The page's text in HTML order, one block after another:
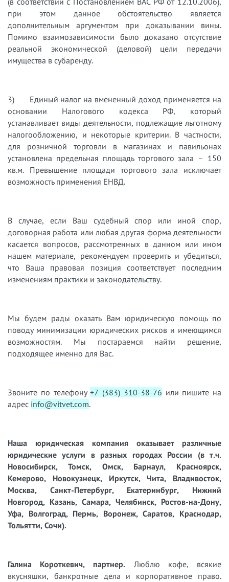
при этом данное обстоятельство является
дополнительным аргументом при доказывании вины.
Помимо взаимозависимости было доказано отсутствие
реальной экономической (деловой) цели передачи
имущества в субаренду.
3) Единый налог на вмененный доход применяется на
основании Налогового кодекса РФ, который
устанавливает виды деятельности, подлежащие льготному
налогообложению, и некоторые критерии. В частности,
для розничной торговли в магазинах и павильонах
установлена предельная площадь торгового зала – 150
кв.м. Превышение площади торгового зала исключает
возможность применения ЕНВД.
В случае, если Ваш судебный спор или иной спор,
договорная работа или любая другая форма деятельности
касается вопросов, рассмотренных в данном или ином
нашем материале, рекомендуем проверить и убедиться,
что Ваша правовая позиция соответствует последним
изменениям практики и законодательству.
Мы будем рады оказать Вам юридическую помощь по
поводу минимизации юридических рисков и имеющимся
возможностям. Мы постараемся найти решение,
подходящее именно для Вас.
Звоните по телефону+7 (383) 310-38-76 или пишите на
адрес info@vitvet.com.
Наша юридическая компания оказывает различные
юридические услуги в разных городах России (в т.ч.
Новосибирск, Томск, Омск, Барнаул, Красноярск,
Кемерово, Новокузнецк, Иркутск, Чита, Владивосток,
Москва, Санкт-Петербург, Екатеринбург, Нижний
Новгород, Казань, Самара, Челябинск, Ростов-на-Дону,
Уфа, Волгоград, Пермь, Воронеж, Саратов, Краснодар,
Тольятти, Сочи).
Галина Короткевич, партнер.
Люблю кофе, всякие
вкусняшки, банкротные дела и корпоративное право.